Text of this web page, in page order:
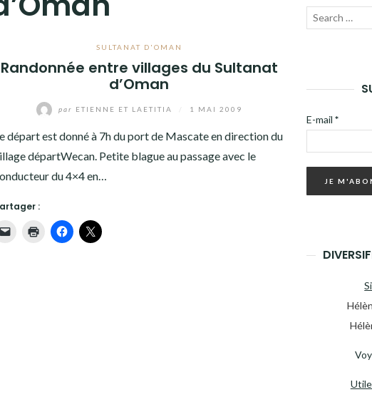
SULTANAT D'OMAN
Randonnée entre villages du Sultanat
d’Oman
par ETIENNE ET LAETITIA 1 MAI 2009
départ est donné à 7h du port de Mascate en direction du
départWecan. Petite blague au passage avec le
du 4×4 en…
:
Recherche
E-mail *